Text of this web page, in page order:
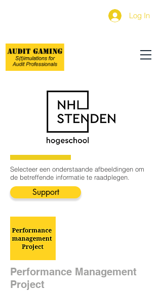
Log In
Selecteer een onderstaande afbeeldingen om
de betreffende informatie te raadplegen.
Support
Performance Management
Project